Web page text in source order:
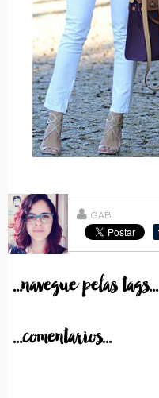
GABI
...navegue pelas tags...
...comentarios...